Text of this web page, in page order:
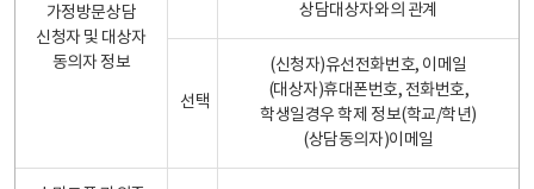
가정방문상담
신청자 및 대상자
동의자 정보
상담대상자와의 관계
선택
(신청자)유선전화번호, 이메일
(대상자)휴대폰번호, 전화번호,
학생일경우 학제 정보(학교/학년)
(상담동의자)이메일